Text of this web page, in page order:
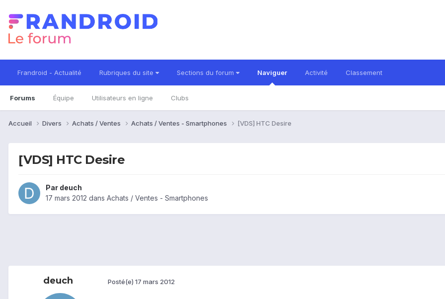
Frandroid - Actualité Rubriques du site Sections du forum Naviguer
Forums Équipe Utilisateurs en ligne Clubs
Activité Classement
Accueil Divers Achats / Ventes Achats / Ventes - Smartphones [VDS] HTC Desire
[VDS] HTC Desire
Par deuch
17 mars 2012 dans Achats / Ventes - Smartphones
deuch Posté(e) 17 mars 2012